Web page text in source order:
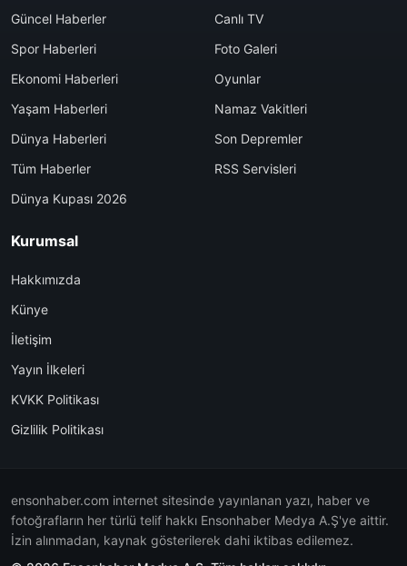
Güncel Haberler
Spor Haberleri
Ekonomi Haberleri
Yaşam Haberleri
Dünya Haberleri
Tüm Haberler
Dünya Kupası 2026
Canlı TV
Foto Galeri
Oyunlar
Namaz Vakitleri
Son Depremler
RSS Servisleri
Kurumsal
Hakkımızda
Künye
İletişim
Yayın İlkeleri
KVKK Politikası
Gizlilik Politikası
ensonhaber.com internet sitesinde yayınlanan yazı, haber ve
fotoğrafların her türlü telif hakkı Ensonhaber Medya A.Ş'ye aittir.
İzin alınmadan, kaynak gösterilerek dahi iktibas edilemez.